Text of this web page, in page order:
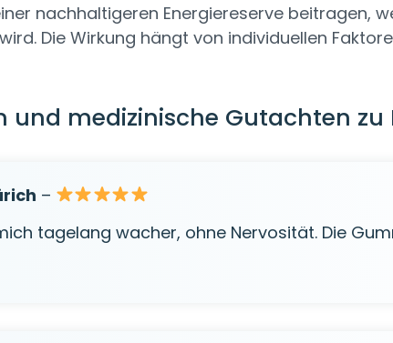
nachhaltigeren Energiereserve beitragen,
Die Wirkung hängt von individuellen
und medizinische Gutachten zu
–
tagelang wacher, ohne Nervosität. Die